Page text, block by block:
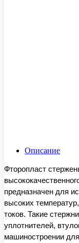
Описание
Фторопласт
предназначен для
высоких
токов. Такие
уплотнителей,
машиностроении